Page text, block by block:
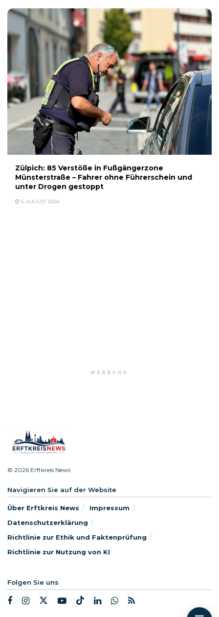
Zülpich: 85 Verstöße in Fußgängerzone
Münsterstraße – Fahrer ohne Führerschein und
unter Drogen gestoppt
5. AUGUST 2026
WERBUNG
© 2026 Erftkreis News
Navigieren Sie auf der Website
Über Erftkreis News
Impressum
Datenschutzerklärung
Richtlinie zur Ethik und Faktenprüfung
Richtlinie zur Nutzung von KI
Folgen Sie uns